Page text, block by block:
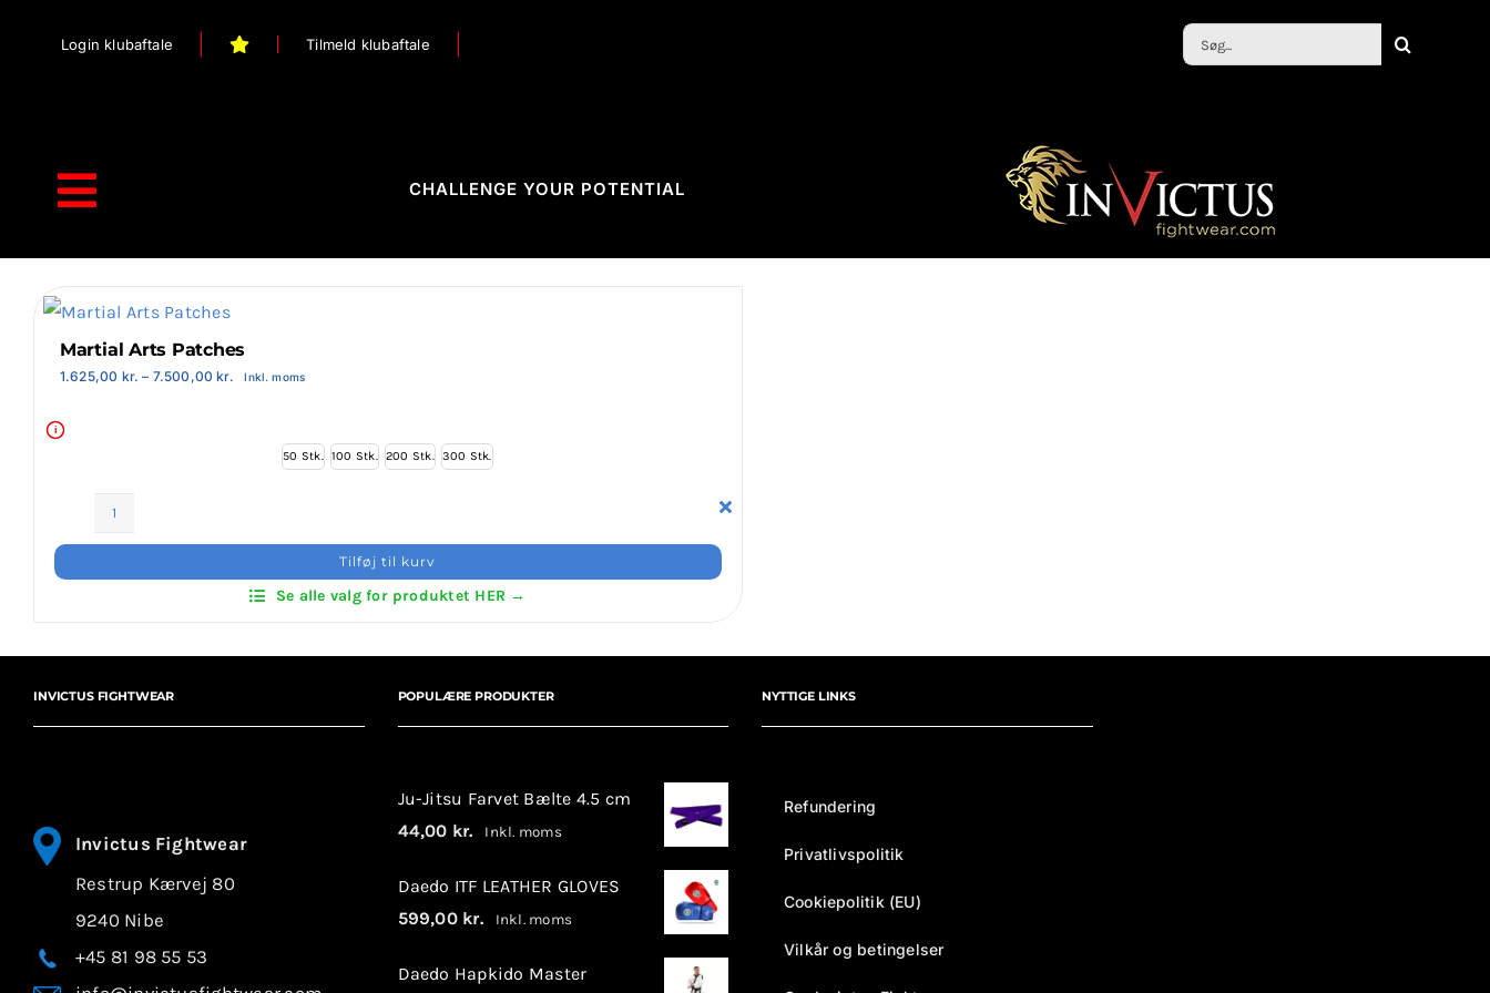
Login klubaftale Tilmeld klubaftale
Toggle
Navigation
Forside
Stilart / Kampsport
Invictus Brands
Klubaftalesider – Find din klub
FAQ’s
Information
Nyheder
Søg
efter:
CHALLENGE YOUR POTENTIAL
Martial Arts Patches
1.625,00 kr. – 7.500,00kr. Prisinterval:
Inkl. moms
i
50 Stk. 100 Stk. 200 Stk. 300 Stk.
Patches
Tilføj til kurv
Se alle valg for produktet HER →
INVICTUS FIGHTWEAR
Invictus Fightwear
Restrup Kærvej 80
9240 Nibe
+45 81 98 55 53
POPULÆRE PRODUKTER
Ju-Jitsu Farvet Bælte 4.5 cm
44,00 kr. Inkl. moms
Daedo ITF LEATHER GLOVES
599,00 kr. Inkl. moms
Daedo Hapkido Master
NYTTIGE LINKS
Refundering
Privatlivspolitik
Cookiepolitik (EU)
Vilkår og betingelser